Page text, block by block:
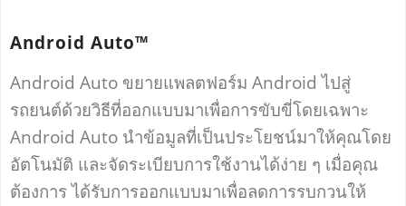
Android Auto™
Android Auto ขยายแพลตฟอร์ม Android ไปสู่
รถยนต์ด้วยวิธีที่ออกแบบมาเพื่อการขับขี่โดยเฉพาะ
Android Auto นำข้อมูลที่เป็นประโยชน์มาให้คุณโดย
อัตโนมัติ และจัดระเบียบการใช้งานได้ง่าย ๆ เมื่อคุณ
ต้องการ ได้รับการออกแบบมาเพื่อลดการรบกวนให้